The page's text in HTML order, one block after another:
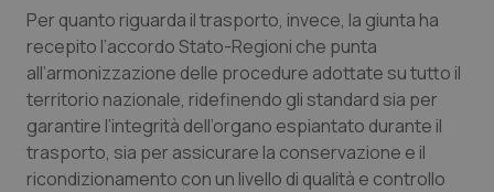
Oncologia & Nutrizione
Psoriasi & pelle
Quotidiano Cardiologia
Per quanto riguarda il trasporto, invece, la giunta ha
recepito l’accordo Stato-Regioni che punta
all’armonizzazione delle procedure adottate su tutto il
territorio nazionale, ridefinendo gli standard sia per
garantire l’integrità dell’organo espiantato durante il
trasporto, sia per assicurare la conservazione e il
ricondizionamento con un livello di qualità e controllo